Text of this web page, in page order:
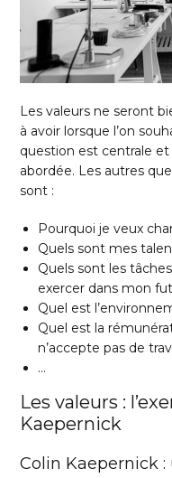
Les valeurs ne seront
à avoir lorsque l’on
question est centrale
abordée. Les autres
sont :
Pourquoi je veux
Quels sont mes
Quels sont les
exercer dans mon
Quel est
Quel est la
n’accepte pas de
…
Les valeurs :
Kaepernick
Colin Kaepernick